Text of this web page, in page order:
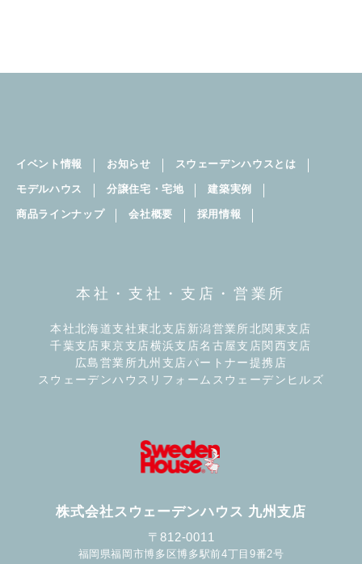
株式会社スウェーデンハウス 九州支店
〒812-0011
福岡県福岡市博多区博多駅前4丁目9番2号
イベント情報 お知らせ スウェーデンハウスとは
モデルハウス 分譲住宅・宅地 建築実例
商品ラインナップ 会社概要 採用情報
本社・支社・支店・営業所
本社北海道支社東北支店 新潟営業所北関東支店
千葉支店 東京支店 横浜支店名古屋支店 関西支店
広島営業所九州支店 パートナー提携店
スウェーデンハウスリフォーム スウェーデンヒルズ